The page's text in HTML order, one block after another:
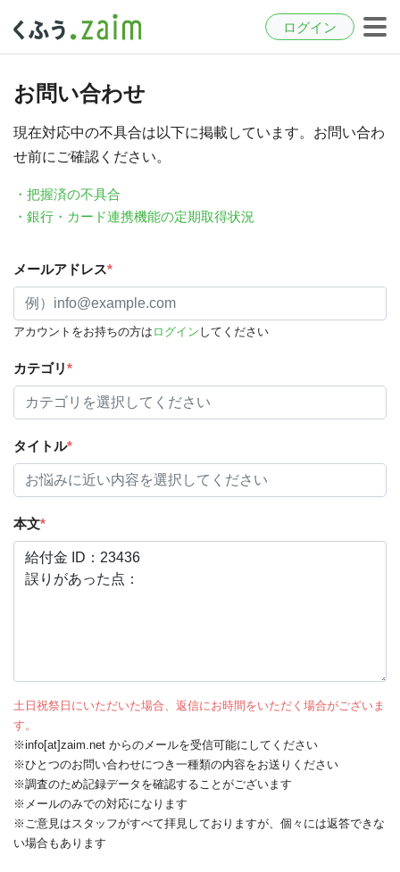
ログイン
お問い合わせ
現在対応中の不具合は以下に掲載しています。お問い合わ
せ前にご確認ください。
・把握済の不具合
・銀行・カード連携機能の定期取得状況
メールアドレス*
アカウントをお持ちの方は ログイン してください
カテゴリ*
タイトル*
本文*
土日祝祭日にいただいた場合、返信にお時間をいただく場合がございま
す。
※info[at]zaim.net からのメールを受信可能にしてください
※ひとつのお問い合わせにつき一種類の内容をお送りください
※調査のため記録データを確認することがございます
※メールのみでの対応になります
※ご意見はスタッフがすべて拝見しておりますが、個々には返答できな
い場合もあります